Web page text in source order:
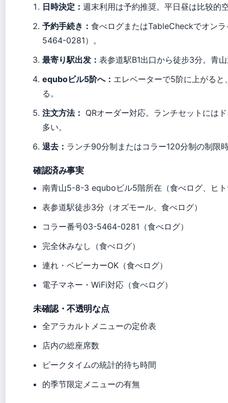
日時決定：週末利用は予約推奨。平日昼は比较的
予約手続き：食べログまたはTableCheckでオン
5464-0281）。
最寄り駅出发：表参道駅B1出口から徒步3分。青
equboビル5阶へ： エレベーターで5阶に上がる
る。
注文方法： QRオーダー対応。ランチセットには
多い。
退去： ランチ90分制またはコラー120分制の制限
確認済み事実
南青山5-8-3 equboビル5階所在（食べログ、ヒ
表参道駅徒步3分（オズモール、食べログ）
コラー番号03-5464-0281（食べログ）
完全休みなし（食べログ）
連れ・ベビーカーOK（食べログ）
電子マネー・WiFi対応（食べログ）
未確認・不透明な点
全アラカルトメニューの定价表
店内の総座席数
ピークタイムの統計的待ち時間
的季节限定メニューの有無